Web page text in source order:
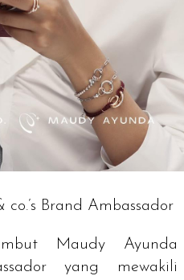
co.’s Brand Ambassador
Maudy Ayunda
yang mewakili